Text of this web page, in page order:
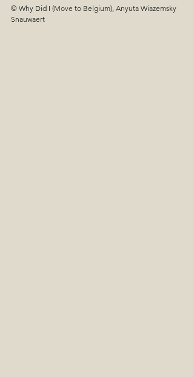
© Why Did I (Move to Belgium), Anyuta Wiazemsky
Snauwaert